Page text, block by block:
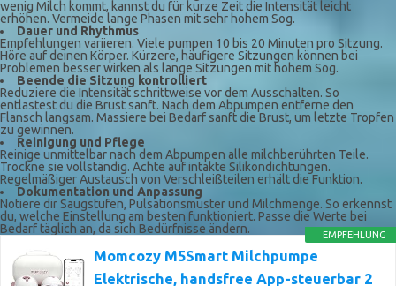
wenig Milch kommt, kannst du für kurze Zeit die Intensität leicht
erhöhen. Vermeide lange Phasen mit sehr hohem Sog.
Dauer und Rhythmus
Empfehlungen variieren. Viele pumpen 10 bis 20 Minuten pro Sitzung.
Höre auf deinen Körper. Kürzere, häufigere Sitzungen können bei
Problemen besser wirken als lange Sitzungen mit hohem Sog.
Beende die Sitzung kontrolliert
Reduziere die Intensität schrittweise vor dem Ausschalten. So
entlastest du die Brust sanft. Nach dem Abpumpen entferne den
Flansch langsam. Massiere bei Bedarf sanft die Brust, um letzte Tropfen
zu gewinnen.
Reinigung und Pflege
Reinige unmittelbar nach dem Abpumpen alle milchberührten Teile.
Trockne sie vollständig. Achte auf intakte Silikondichtungen.
Regelmäßiger Austausch von Verschleißteilen erhält die Funktion.
Dokumentation und Anpassung
Notiere dir Saugstufen, Pulsationsmuster und Milchmenge. So erkennst
du, welche Einstellung am besten funktioniert. Passe die Werte bei
Bedarf täglich an, da sich Bedürfnisse ändern.
EMPFEHLUNG
Momcozy M5Smart Milchpumpe
Elektrische, handsfree App-steuerbar 2